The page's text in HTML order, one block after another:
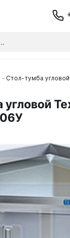
Стол-тумба